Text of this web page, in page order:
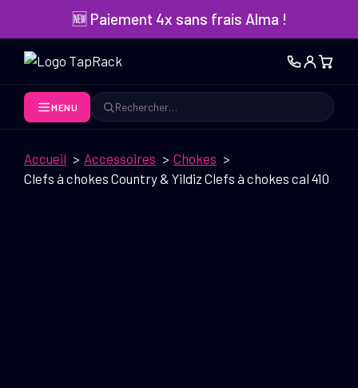
contenu
🆕 Paiement 4x sans frais Alma !
MENU
Rechercher
Accueil Accessoires
Chokes
Clefs à chokes Country & Yildiz Clefs à chokes cal 410